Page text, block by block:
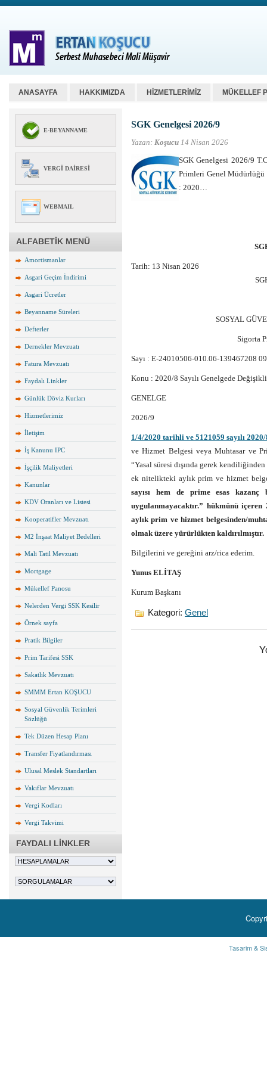
ANASAYFA HAKKIMIZDA HİZMETLERİMİZ MÜKELLEF
E-BEYANNAME
VERGI DAIRESI
WEBMAIL
ALFABETİK MENÜ
Amortismanlar
Asgari Geçim İndirimi
Asgari Ücretler
Beyanname Süreleri
Defterler
Dernekler Mevzuatı
Fatura Mevzuatı
Faydalı Linkler
Günlük Döviz Kurları
Hizmetlerimiz
İletişim
İş Kanunu IPC
İşçilik Maliyetleri
Kanunlar
KDV Oranları ve Listesi
Kooperatifler Mevzuatı
M2 İnşaat Maliyet Bedelleri
Mali Tatil Mevzuatı
Mortgage
Mükellef Panosu
Nelerden Vergi SSK Kesilir
Örnek sayfa
Pratik Bilgiler
Prim Tarifesi SSK
Sakatlık Mevzuatı
SMMM Ertan KOŞUCU
Sosyal Güvenlik Terimleri
Sözlüğü
Tek Düzen Hesap Planı
Transfer Fiyatlandırması
Ulusal Meslek Standartları
Vakıflar Mevzuatı
Vergi Kodları
Vergi Takvimi
FAYDALI LİNKLER
SGK Genelgesi 2026/9
Yazan: Koşucu 14 Nisan 2026
SGK Genelgesi 2026/9
Primleri Genel Müdürlüğü
: 2020…
Tarih: 13 Nisan 2026
SOSYAL
Sigorta
Sayı : E-24010506-010.06-139467208
Konu : 2020/8 Sayılı Genelgede
GENELGE
2026/9
1/4/2020 tarihli ve 5121059 sayılı
ve Hizmet Belgesi veya Muhtasar ve
“Yasal süresi dışında gerek
ek nitelikteki aylık prim ve hizmet
sayısı hem de prime esas
uygulanmayacaktır.” hükmünü
aylık prim ve hizmet belgesinden/
olmak üzere yürürlükten kaldırılmıştır.
Bilgilerini ve gereğini arz/rica ederim.
Yunus ELİTAŞ
Kurum Başkanı
Kategori: Genel
Tasarim &